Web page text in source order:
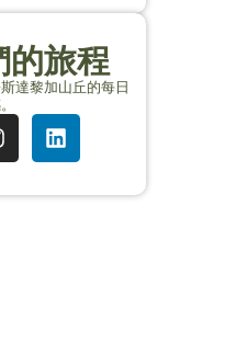
的旅程
達黎加山丘的每日